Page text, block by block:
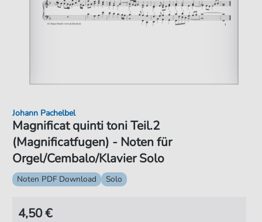
Magnificat quinti toni Teil.2
(Magnificatfugen) - Noten für
Orgel/Cembalo/Klavier Solo
Johann Pachelbel
Noten PDF Download Solo
4,50 €